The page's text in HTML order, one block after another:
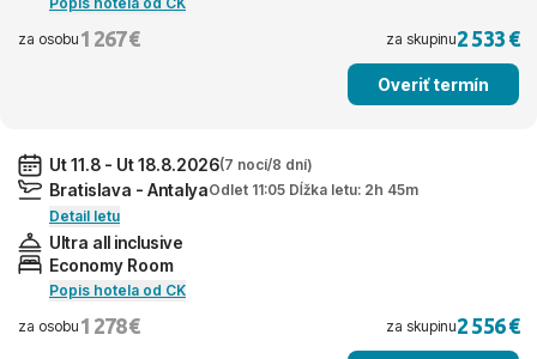
za osobu 1 267 € za skupinu2 533 €
Overiť termín
Ut 11.8 - Ut 18.8.2026(7 nocí/8 dní)
Bratislava - AntalyaOdlet 11:05 Dĺžka letu: 2h 45m
Detail letu
Ultra all inclusive
Economy Room
Popis hotela od CK
za osobu 1 278 € za skupinu2 556 €